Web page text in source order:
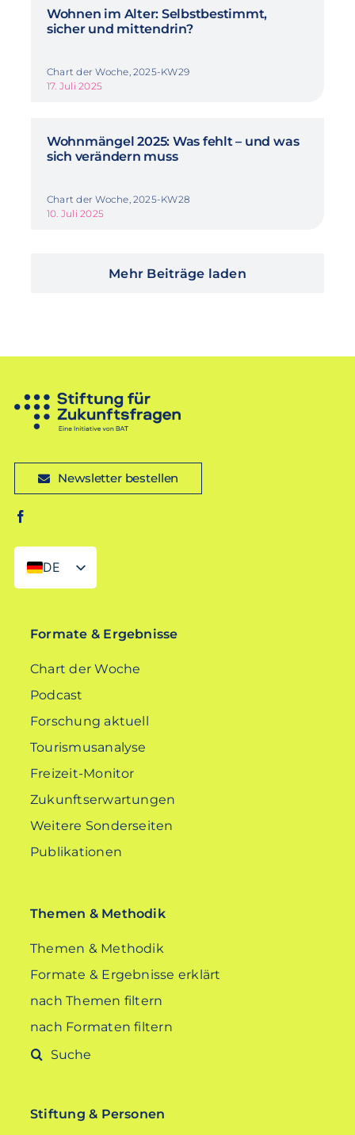
Wohnen im Alter: Selbstbestimmt,
sicher und mittendrin?
Chart der Woche, 2025-KW29
17. Juli 2025
Wohnmängel 2025: Was fehlt – und was
sich verändern muss
Chart der Woche, 2025-KW28
10. Juli 2025
Mehr Beiträge laden
Newsletter bestellen
DE
EN
Formate & Ergebnisse
Chart der Woche
Podcast
Forschung aktuell
Tourismusanalyse
Freizeit-Monitor
Zukunftserwartungen
Weitere Sonderseiten
Publikationen
Themen & Methodik
Themen & Methodik
Formate & Ergebnisse erklärt
nach Themen filtern
nach Formaten filtern
Suche
Stiftung & Personen